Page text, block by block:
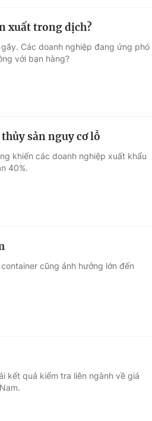
xuất trong dịch?
Các doanh nghiệp đang ứng phó
với bạn hàng?
sản nguy cơ lỗ
khiến các doanh nghiệp xuất khẩu
40%.
cũng ảnh hưởng lớn đến
kết quả kiểm tra liên ngành về giá